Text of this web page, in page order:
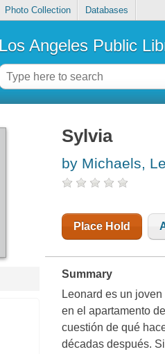
Photo Collection Databases
Los Angeles Public
Sylvia
by Michaels,
Place Hold
Summary
Leonard es un
en el apartamento
cuestión de qué
décadas después.